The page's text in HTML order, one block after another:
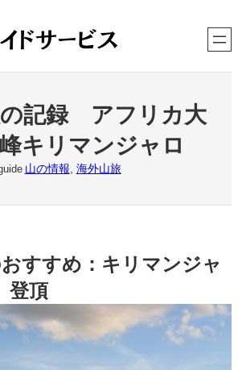
記録 アフリカ大
キリマンジャロ
山の情報, 海外山旅
すすめ：キリマンジャ
登頂